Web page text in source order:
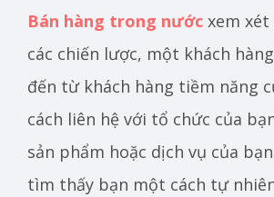
Bán hàng trong nước xem
các chiến lược, một khách
đến từ khách hàng tiềm năng
cách liên hệ với tổ chức của
sản phẩm hoặc dịch vụ của
tìm thấy bạn một cách tự